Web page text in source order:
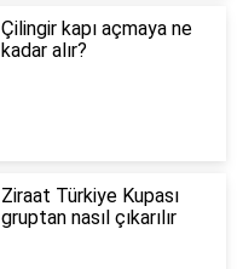
Çilingir kapı açmaya ne
kadar alır?
Ziraat Türkiye Kupası
gruptan nasıl çıkarılır